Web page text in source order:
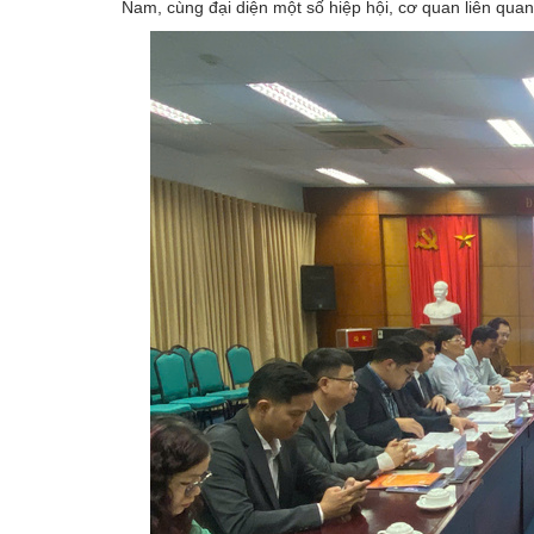
Nam, cùng đại diện một số hiệp hội, cơ quan liên